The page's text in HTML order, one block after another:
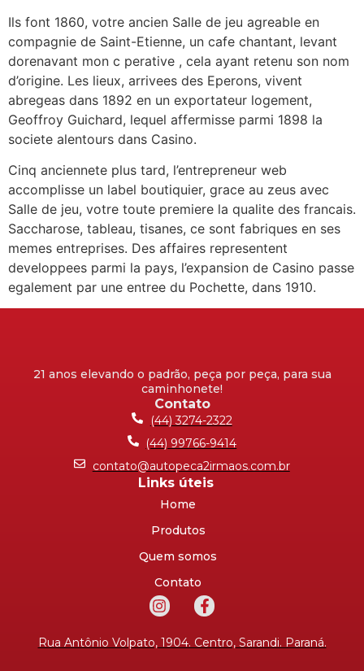
Ils font 1860, votre ancien Salle de jeu agreable en
compagnie de Saint-Etienne, un cafe chantant, levant
dorenavant mon c perative , cela ayant retenu son nom
d’origine. Les lieux, arrivees des Eperons, vivent
abregeas dans 1892 en un exportateur logement,
Geoffroy Guichard, lequel affermisse parmi 1898 la
societe alentours dans Casino.
Cinq anciennete plus tard, l’entrepreneur web
accomplisse un label boutiquier, grace au zeus avec
Salle de jeu, votre toute premiere la qualite des francais.
Saccharose, tableau, tisanes, ce sont fabriques en ses
memes entreprises. Des affaires representent
developpees parmi la pays, l’expansion de Casino passe
egalement par une entree du Pochette, dans 1910.
21 anos elevando o padrão, peça por peça, para sua
caminhonete!
Contato
(44) 3274-2322
(44) 99766-9414
contato@autopeca2irmaos.com.br
Links úteis
Home
Produtos
Quem somos
Contato
Rua Antônio Volpato, 1904. Centro, Sarandi. Paraná.